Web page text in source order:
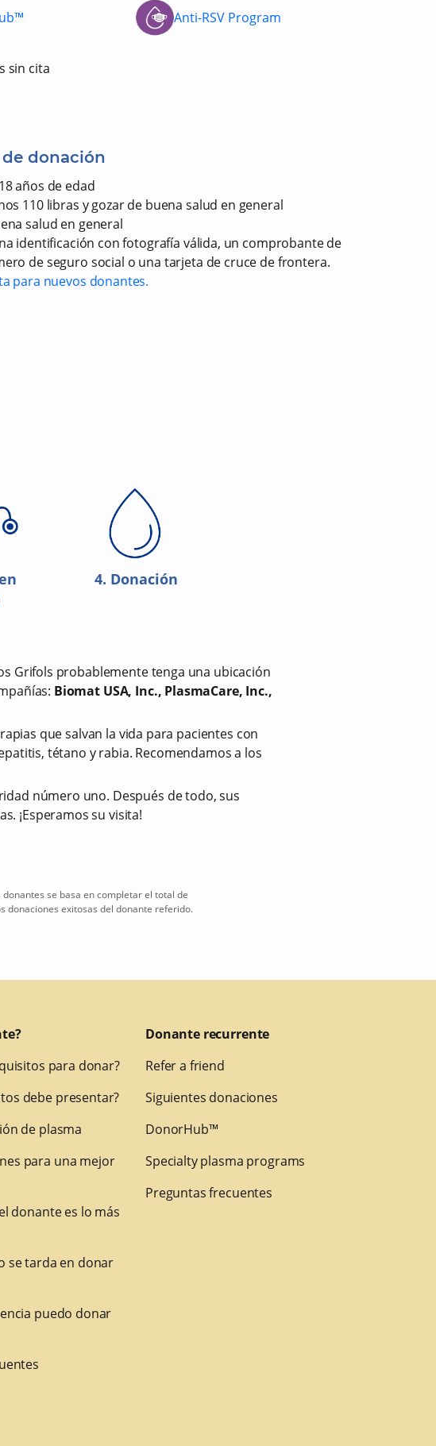
Anti-RSV Program
sin cita
donación
años de edad
110 libras y gozar de buena salud en general
salud en general
identificación con fotografía válida, un comprobante de
de seguro social o una tarjeta de cruce de frontera.
para nuevos donantes.
4. Donación
Grifols probablemente tenga una ubicación
Biomat USA, Inc., PlasmaCare, Inc.,
que salvan la vida para pacientes con
tétano y rabia. Recomendamos a los
número uno. Después de todo, sus
¡Esperamos su visita!
se basa en completar el total de
donaciones exitosas del donante referido.
para donar?
debe presentar?
de plasma
para una mejor
donante es lo más
se tarda en donar
puedo donar
Donante recurrente
Refer a friend
Siguientes donaciones
DonorHub™
Specialty plasma programs
Preguntas frecuentes